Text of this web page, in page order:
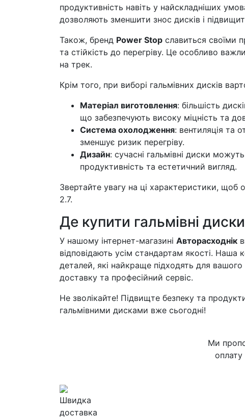
продуктивність навіть у найскладніших
дозволяють зменшити знос дисків і
Також, бренд Power Stop славиться своїми
та стійкість до перегріву. Це особливо
на трек.
Крім того, при виборі гальмівних дисків
Матеріал виготовлення: більшість
що забезпечують високу міцність та
Система охолодження: вентиляція та
зменшує ризик перегріву.
Дизайн: сучасні гальмівні диски
продуктивність та естетичний вигляд.
Звертайте увагу на ці характеристики,
2.7.
Де купити гальмівні
У нашому інтернет-магазині Авторасходнік
відповідають усім стандартам якості. Наша
деталей, які найкраще підходять для
доставку та професійний сервіс.
Не зволікайте! Підвищте безпеку та
гальмівними дисками вже сьогодні!
Ми
Швидка
доставка